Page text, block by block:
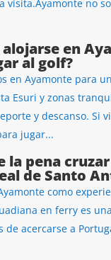
visita.Ayamonte no
alojarse en
al golf?
en Ayamonte para
Esuri y zonas
y descanso. Si
jugar...
la pena
de Santo
como
en ferry es
de acercarse a